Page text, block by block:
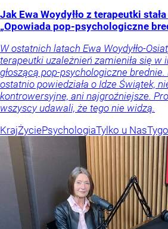
Jak Ewa Woydyłło z terapeutki
„Opowiada pop-psychologiczne
W ostatnich latach Ewa Woydyłło-
terapeutki uzależnień zamieniła się w
głoszącą pop-psychologiczne
ostatnio powiedziała o Idze Świątek,
kontrowersyjne, ani najgroźniejsze.
wszyscy udawali, że tego nie widzą.
KrajŻyciePsychologiaTylko u Nas